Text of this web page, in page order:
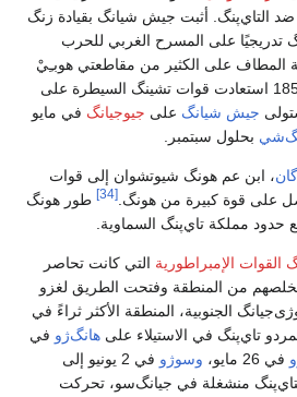
التاي‌پنگ. أثبت جيش شيانگ بقيادة زنگ
تدريجيًا على المسرح الغربي للحرب
المطاف على الكثير من مقاطعتي هوبـِيْ
جيش شيانگ على جيوجيانگ في مايو
بحلول سبتمبر.
، ابن عم هونگ شيوتشوان إلى قوات
على قوة كبيرة من هونگ. [34]
طور هونگ
مملكة تاي‌پنگ السماوية.
القوات الإمبراطورية التي كانت تحاصر
منذ عام 1853، وتخلصهم من المنطقة وفتحت الطريق لغزو
الجنوبية، المنطقة الأكثر ثراءً في
تاي‌پنگ في الاستيلاء على هانگ‌ژو في
في 26 مايو، وسوژو
في 2 يونيو إلى
منشغلة في جيانگ‌سو، تحركت